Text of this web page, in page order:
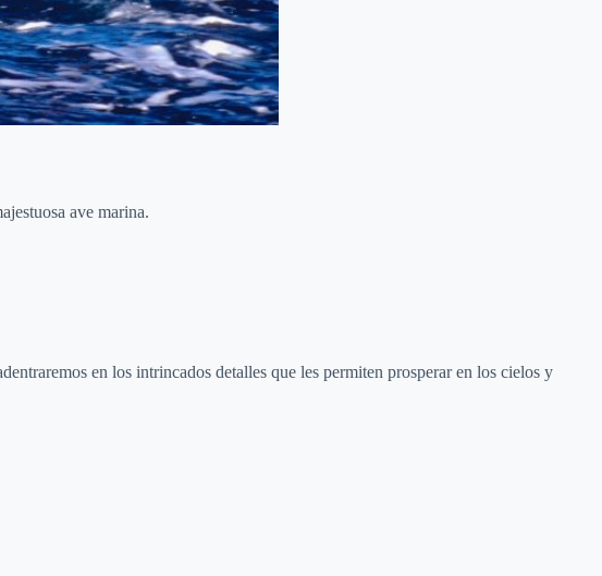
ave marina.
en los intrincados detalles que les permiten prosperar en los cielos y